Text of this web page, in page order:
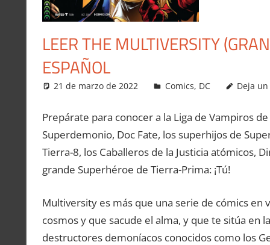
LEER THE MULTIVERSITY
ESPAÑOL
21 de marzo de 2022 Carlitox Banana
Comics, DC Deja
Prepárate para conocer a la Liga de Vampiros
Superdemonio, Doc Fate, los superhijos de
Tierra-8, los Caballeros de la Justicia atómicos,
grande Superhéroe de Tierra-Prima: ¡Tú!
Multiversity es más que una serie de cómics en
cosmos y que sacude el alma, y que te sitúa en
destructores demoníacos conocidos como los